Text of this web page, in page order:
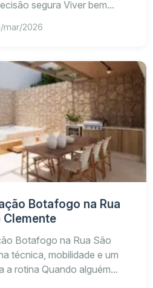
segura Viver bem...
mar/2026
Botafogo na Rua
Clemente
Botafogo na Rua São
técnica, mobilidade e um
a rotina Quando alguém...